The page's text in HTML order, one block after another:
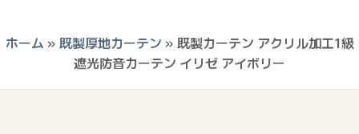
ホーム » 既製厚地カーテン » 既製カーテン アクリル加工1級
遮光防音カーテン イリゼ アイボリー